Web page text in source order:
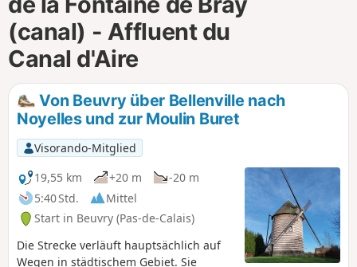
(canal) - Affluent du
Canal d'Aire
Von Beuvry über Bellenville nach
Noyelles und zur Moulin Buret
Visorando-Mitglied
19,55 km
+20 m
-20 m
5:40 Std.
Mittel
Start in Beuvry (Pas-de-Calais)
Die Strecke verläuft hauptsächlich auf
Wegen in städtischem Gebiet. Sie